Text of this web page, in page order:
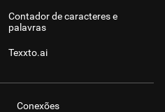
Contador de caracteres e
palavras
Texxto.ai
Conexões